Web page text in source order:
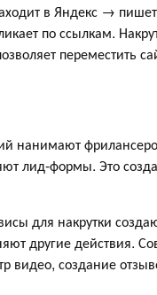
в Яндекс →
по ссылкам.
переместить
нанимают
лид-формы. Это
для накрутки
другие действия.
видео, создание